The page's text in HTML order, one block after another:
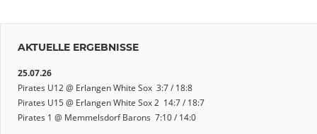
AKTUELLE ERGEBNISSE
25.07.26
Pirates U12 @ Erlangen White Sox 3:7 / 18:8
Pirates U15 @ Erlangen White Sox 2 14:7 / 18:7
Pirates 1 @ Memmelsdorf Barons 7:10 / 14:0